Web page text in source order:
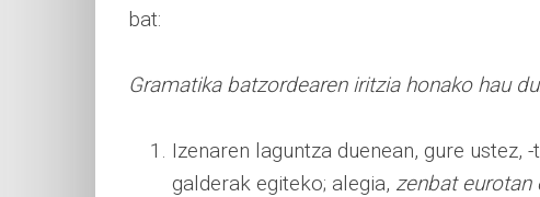
bat:
Gramatika batzordearen iritzia honako hau
Izenaren laguntza duenean, gure
galderak egiteko; alegia, zenbat eurotan